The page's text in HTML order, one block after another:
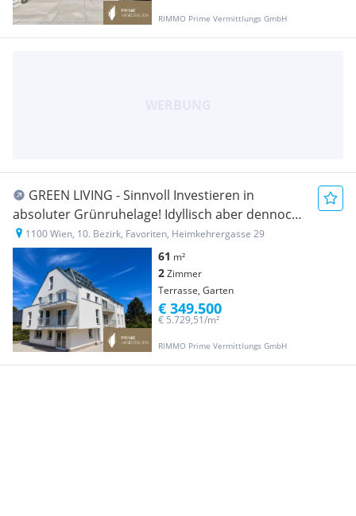
RIMMO Prime Vermittlungs GmbH
GREEN LIVING - Sinnvoll Investieren in
absoluter Grünruhelage! Idyllisch aber dennoch
zentral!
1100 Wien, 10. Bezirk, Favoriten, Heimkehrergasse 29
61 m²
2Zimmer
Terrasse, Garten
RIMMO Prime Vermittlungs GmbH
€ 5.729,51/m²
€ 349.500